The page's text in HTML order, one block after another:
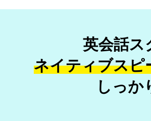
英会話ス
ネイティブスピ
しっか